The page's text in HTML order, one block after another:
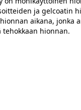
ja gelcoatin
aikana, jonka
tehokkaan hionnan.